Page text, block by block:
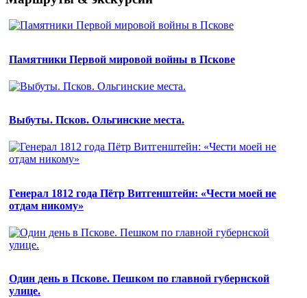
Памятники Первой мировой войны в Пскове
Выбуты. Псков. Ольгинские места.
Генерал 1812 года Пётр Витгенштейн: «Чести моей не
отдам никому»
Один день в Пскове. Пешком по главной губернской
улице.